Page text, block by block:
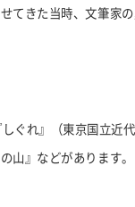
てきた当時、文筆家
ぐれ』（東京国立近代
山』などがあります。